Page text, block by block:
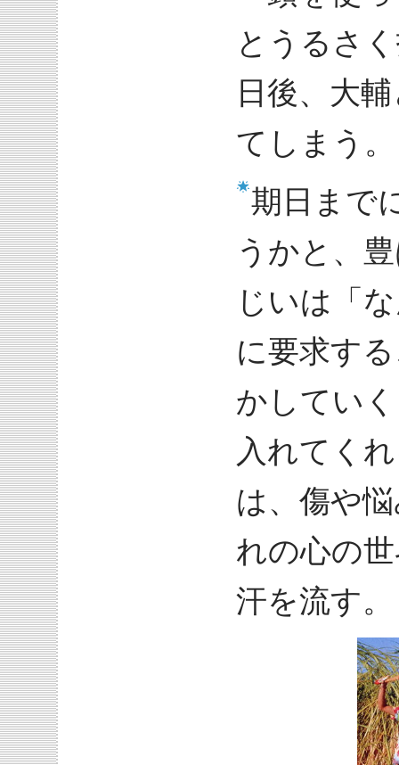
とうるさ
日後、大
てしまう。
期日まで
うかと、
じいは「
に要求す
かしてい
入れてく
は、傷や
れの心の
汗を流す。